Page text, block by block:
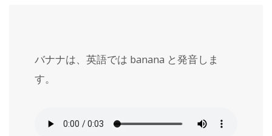
バナナは、英語では banana と発音しま
す。